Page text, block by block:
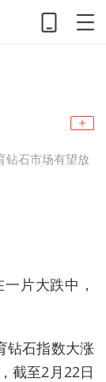
钻石市场有望放
片大跌中，
钻石指数大涨
截至2月22日